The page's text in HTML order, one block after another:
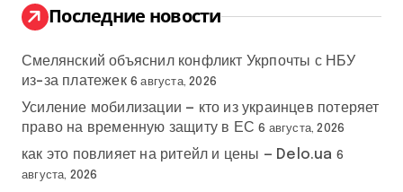
: Последние новости
Смелянский объяснил конфликт Укрпочты с НБУ
из-за платежек 6 августа, 2026
Усиление мобилизации — кто из украинцев потеряет
право на временную защиту в ЕС 6 августа, 2026
как это повлияет на ритейл и цены — Delo.ua 6
августа, 2026